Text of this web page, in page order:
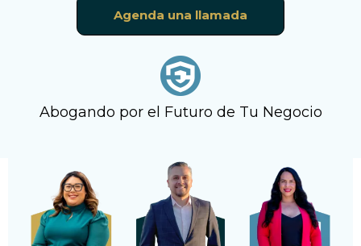
Agenda una llamada
Abogando por el Futuro de Tu Negocio